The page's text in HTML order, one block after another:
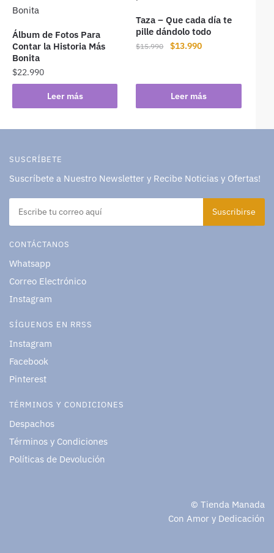
Álbum de Fotos Para
Contar la Historia Más
Bonita
$22.990
Leer más
Taza – Que cada día te
pille dándolo todo
$15.990 $13.990
Leer más
SUSCRÍBETE
Suscríbete a Nuestro Newsletter y Recibe Noticias y Ofertas!
CONTÁCTANOS
Whatsapp
Correo Electrónico
Instagram
SÍGUENOS EN RRSS
Instagram
Facebook
Pinterest
TÉRMINOS Y CONDICIONES
Despachos
Términos y Condiciones
Políticas de Devolución
© Tienda Manada
Con Amor y Dedicación